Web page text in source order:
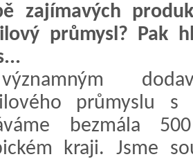
zajímavých
průmysl? Pak
průmyslu
bezmála
kraji. Jsme